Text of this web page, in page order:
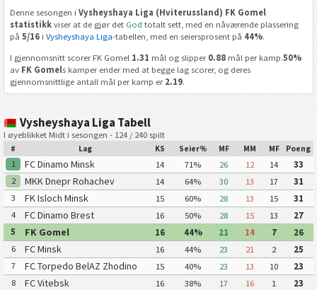
Denne sesongen i Vysheyshaya Liga (Hviterussland) FK Gomel
statistikkviser at de gjør det God totalt sett, med en nåværende plassering
på 5/16i Vysheyshaya Liga-tabellen, med en seiersprosent på 44%.
I gjennomsnitt scorer FK Gomel 1.31 mål og slipper 0.88mål per kamp.50%
av FK Gomels kamper ender med at begge lag scorer, og deres
gjennomsnittlige antall mål per kamp er 2.19.
Vysheyshaya Liga Tabell
I øyeblikket Midt i sesongen - 124 / 240 spilt
# Lag KS Seier% MF MM MF Poeng
1 FC Dinamo Minsk 14 71% 26 12 14
33
2
MKK Dnepr Rohachev 14 64% 30 13 17
31
3
FK Isloch Minsk 15 60% 28 13 15
31
4
FC Dinamo Brest 16 50% 28 15 13
27
5
FK Gomel 16 44% 21 14 7
26
6
FC Minsk 16 44% 23 21 2
25
7
FC Torpedo BelAZ Zhodino 15 40% 23 13 10
23
8
FC Vitebsk 16 38% 17 16 1
23